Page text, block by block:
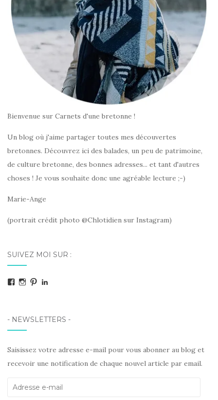
Bienvenue sur Carnets d'une bretonne !
Un blog où j'aime partager toutes mes découvertes
bretonnes. Découvrez ici des balades, un peu de patrimoine,
de culture bretonne, des bonnes adresses... et tant d'autres
choses ! Je vous souhaite donc une agréable lecture ;-)
Marie-Ange
(portrait crédit photo @Chlotidien sur Instagram)
SUIVEZ MOI SUR :
Facebook
Instagram
Pinterest
- NEWSLETTERS -
Saisissez votre adresse e-mail pour vous abonner au blog et
recevoir une notification de chaque nouvel article par email.
Adresse